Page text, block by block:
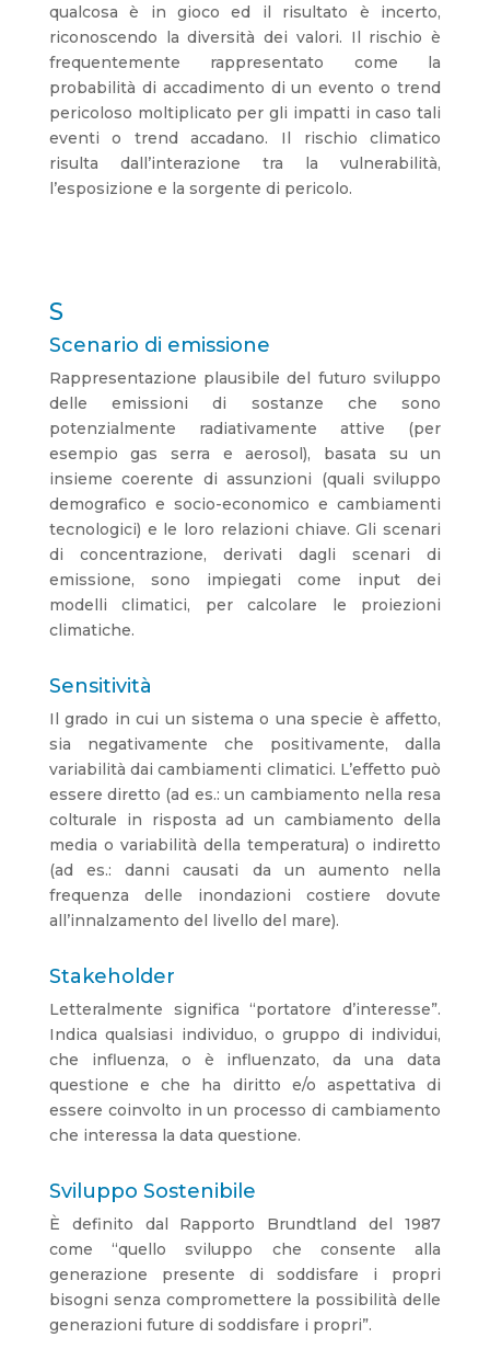
qualcosa è in gioco ed il risultato è incerto,
riconoscendo la diversità dei valori. Il rischio è
frequentemente rappresentato come la
probabilità di accadimento di un evento o trend
pericoloso moltiplicato per gli impatti in caso tali
eventi o trend accadano. Il rischio climatico
risulta dall’interazione tra la vulnerabilità,
l’esposizione e la sorgente di pericolo.
S
Scenario di emissione
Rappresentazione plausibile del futuro sviluppo
delle emissioni di sostanze che sono
potenzialmente radiativamente attive (per
esempio gas serra e aerosol), basata su un
insieme coerente di assunzioni (quali sviluppo
demografico e socio-economico e cambiamenti
tecnologici) e le loro relazioni chiave. Gli scenari
di concentrazione, derivati dagli scenari di
emissione, sono impiegati come input dei
modelli climatici, per calcolare le proiezioni
climatiche.
Sensitività
Il grado in cui un sistema o una specie è affetto,
sia negativamente che positivamente, dalla
variabilità dai cambiamenti climatici. L’effetto può
essere diretto (ad es.: un cambiamento nella resa
colturale in risposta ad un cambiamento della
media o variabilità della temperatura) o indiretto
(ad es.: danni causati da un aumento nella
frequenza delle inondazioni costiere dovute
all’innalzamento del livello del mare).
Stakeholder
Letteralmente significa “portatore d’interesse”.
Indica qualsiasi individuo, o gruppo di individui,
che influenza, o è influenzato, da una data
questione e che ha diritto e/o aspettativa di
essere coinvolto in un processo di cambiamento
che interessa la data questione.
Sviluppo Sostenibile
È definito dal Rapporto Brundtland del 1987
come “quello sviluppo che consente alla
generazione presente di soddisfare i propri
bisogni senza compromettere la possibilità delle
generazioni future di soddisfare i propri”.